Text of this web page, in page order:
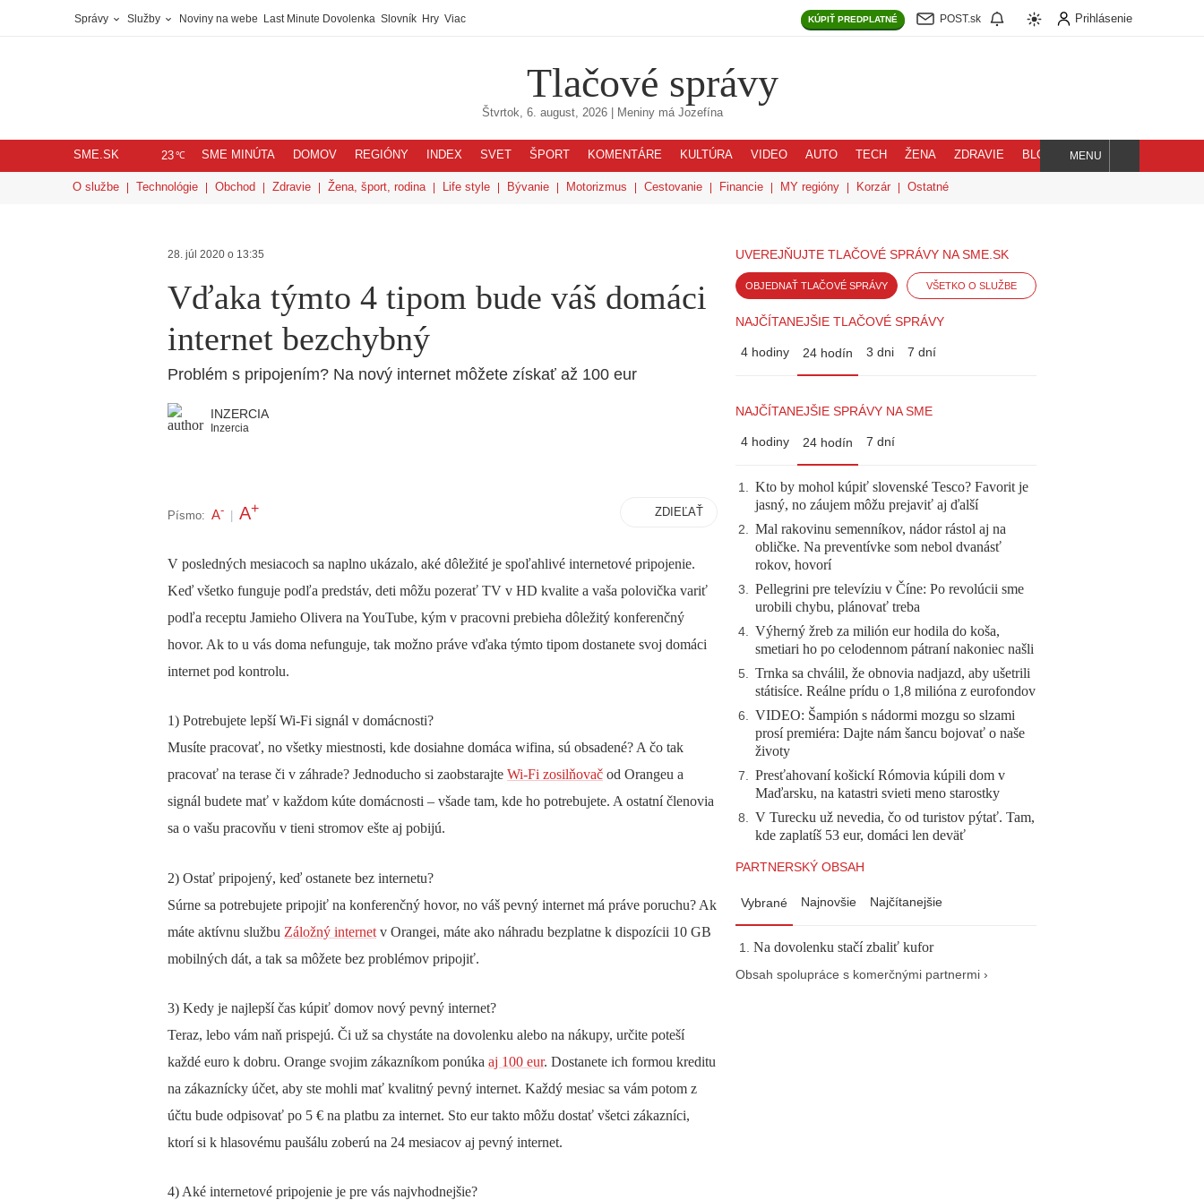
Správy Služby Noviny na webe Last Minute Dovolenka Slovník Hry Viac KÚPIŤ PREDPLATNÉ POST.sk Prihlásenie
Tlačové správy
Štvrtok, 6. august, 2026| Meniny má Jozefína
SME.SK 23℃ SME MINÚTA DOMOV REGIÓNY INDEX SVET ŠPORT KOMENTÁRE KULTÚRA VIDEO AUTO TECH ŽENA ZDRAVIE BLOG
Hľadaj
MENU
O službe Technológie Obchod Zdravie Žena, šport, rodina Life style Bývanie Motorizmus Cestovanie Financie MY regióny Korzár Ostatné
28. júl 2020 o 13:35
Vďaka týmto 4 tipom bude váš domáci
internet bezchybný
Problém s pripojením? Na nový internet môžete získať až 100 eur
INZERCIA
Inzercia
Písmo: A- A+ ZDIEĽAŤ
V posledných mesiacoch sa naplno ukázalo, aké dôležité je spoľahlivé internetové pripojenie.
Keď všetko funguje podľa predstáv, deti môžu pozerať TV v HD kvalite a vaša polovička variť
podľa receptu Jamieho Olivera na YouTube, kým v pracovni prebieha dôležitý konferenčný
hovor. Ak to u vás doma nefunguje, tak možno práve vďaka týmto tipom dostanete svoj domáci
internet pod kontrolu.
1) Potrebujete lepší Wi-Fi signál v domácnosti?
Musíte pracovať, no všetky miestnosti, kde dosiahne domáca wifina, sú obsadené? A čo tak
pracovať na terase či v záhrade? Jednoducho si zaobstarajte Wi-Fi zosilňovač od Orangeu a
signál budete mať v každom kúte domácnosti – všade tam, kde ho potrebujete. A ostatní členovia
sa o vašu pracovňu v tieni stromov ešte aj pobijú.
2) Ostať pripojený, keď ostanete bez internetu?
Súrne sa potrebujete pripojiť na konferenčný hovor, no váš pevný internet má práve poruchu? Ak
máte aktívnu službu Záložný internet v Orangei, máte ako náhradu bezplatne k dispozícii 10 GB
mobilných dát, a tak sa môžete bez problémov pripojiť.
3) Kedy je najlepší čas kúpiť domov nový pevný internet?
Teraz, lebo vám naň prispejú. Či už sa chystáte na dovolenku alebo na nákupy, určite poteší
každé euro k dobru. Orange svojim zákazníkom ponúka aj 100 eur. Dostanete ich formou kreditu
na zákaznícky účet, aby ste mohli mať kvalitný pevný internet. Každý mesiac sa vám potom z
účtu bude odpisovať po 5 € na platbu za internet. Sto eur takto môžu dostať všetci zákazníci,
ktorí si k hlasovému paušálu zoberú na 24 mesiacov aj pevný internet.
4) Aké internetové pripojenie je pre vás najvhodnejšie?
UVEREJŇUJTE TLAČOVÉ SPRÁVY NA SME.SK
OBJEDNAŤ TLAČOVÉ SPRÁVY VŠETKO O SLUŽBE
NAJČÍTANEJŠIE TLAČOVÉ SPRÁVY
4 hodiny 24 hodín 3 dni 7 dní
NAJČÍTANEJŠIE SPRÁVY NA SME
4 hodiny 24 hodín 7 dní
1. Kto by mohol kúpiť slovenské Tesco? Favorit je
jasný, no záujem môžu prejaviť aj ďalší
2. Mal rakovinu semenníkov, nádor rástol aj na
obličke. Na preventívke som nebol dvanásť
rokov, hovorí
3. Pellegrini pre televíziu v Číne: Po revolúcii sme
urobili chybu, plánovať treba
4. Výherný žreb za milión eur hodila do koša,
smetiari ho po celodennom pátraní nakoniec našli
5. Trnka sa chválil, že obnovia nadjazd, aby ušetrili
státisíce. Reálne prídu o 1,8 milióna z eurofondov
6. VIDEO: Šampión s nádormi mozgu so slzami
prosí premiéra: Dajte nám šancu bojovať o naše
životy
7. Presťahovaní košickí Rómovia kúpili dom v
Maďarsku, na katastri svieti meno starostky
8. V Turecku už nevedia, čo od turistov pýtať. Tam,
kde zaplatíš 53 eur, domáci len deväť
PARTNERSKÝ OBSAH
Vybrané Najnovšie Najčítanejšie
Na dovolenku stačí zbaliť kufor
Obsah spolupráce s komerčnými partnermi ›